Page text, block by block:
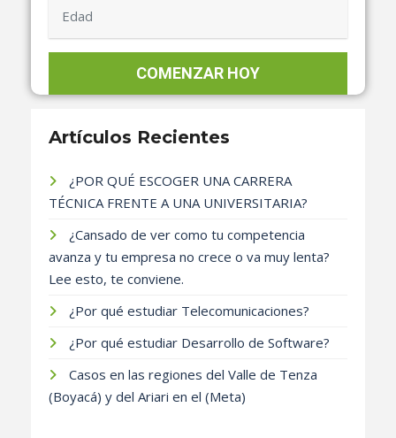
Artículos Recientes
¿POR QUÉ ESCOGER UNA CARRERA
TÉCNICA FRENTE A UNA UNIVERSITARIA?
¿Cansado de ver como tu competencia
avanza y tu empresa no crece o va muy lenta?
Lee esto, te conviene.
¿Por qué estudiar Telecomunicaciones?
¿Por qué estudiar Desarrollo de Software?
Casos en las regiones del Valle de Tenza
(Boyacá) y del Ariari en el (Meta)